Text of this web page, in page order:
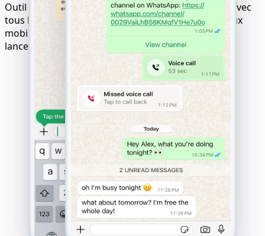
Outil en ligne de piratage de sites web compatible avec
tous les appareils, systèmes d'exploitation et réseaux
mobiles. Résultats garantis avec une logique de
lancement « paiement uniquement après succès ».